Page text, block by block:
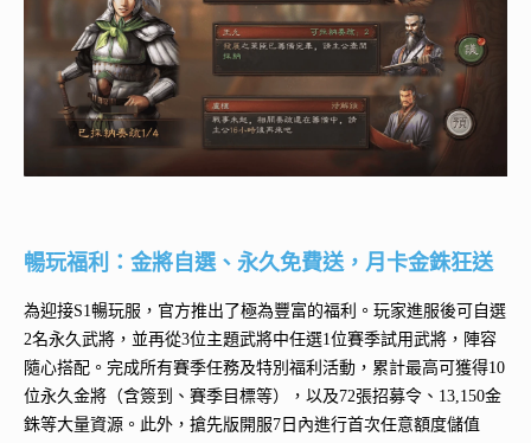
暢玩福利：金將自選、永久免費送，月卡金銖狂送
為迎接S1暢玩服，官方推出了極為豐富的福利。玩家進服後可自選
2名永久武將，並再從3位主題武將中任選1位賽季試用武將，陣容
隨心搭配。完成所有賽季任務及特別福利活動，累計最高可獲得10
位永久金將（含簽到、賽季目標等），以及72張招募令、13,150金
銖等大量資源。此外，搶先版開服7日內進行首次任意額度儲值